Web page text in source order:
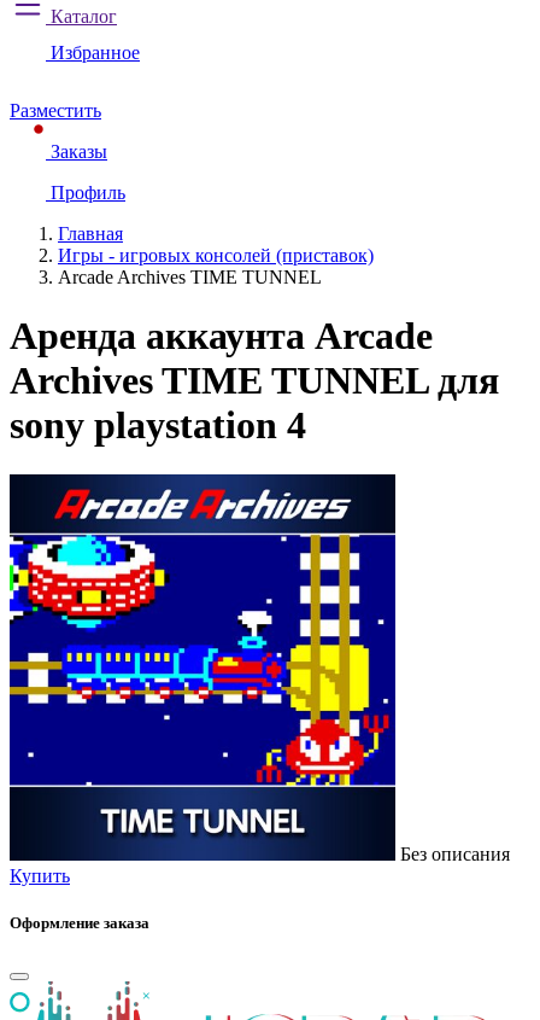
Каталог
Избранное
Разместить
Заказы
Профиль
Главная
Игры - игровых консолей (приставок)
Arcade Archives TIME TUNNEL
Аренда аккаунта Arcade
Archives TIME TUNNEL для
sony playstation 4
Без описания
Купить
Оформление заказа